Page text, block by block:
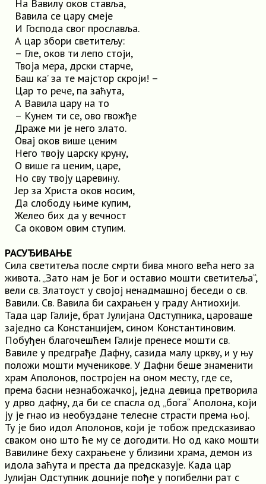
На Вавилу оков ставља,
Вавила се цару смеје
И Господа свог прославља.
А цар збори светитељу:
– Гле, оков ти лепо стоји,
Твоја мера, дрски старче,
Баш ка’ за те мајстор скроји! –
Цар то рече, па заћута,
А Вавила цару на то
– Кунем ти се, ово гвожђе
Драже ми је него злато.
Овај оков више ценим
Него твоју царску круну,
О више га ценим, царе,
Но сву твоју царевину.
Јер за Христа оков носим,
Да слободу њиме купим,
Желео бих да у вечност
Са оковом овим ступим.
РАСУЂИВАЊЕ
Сила светитеља после смрти бива много већа него за
живота. „Зато нам је Бог и оставио мошти светитеља“,
вели св. Златоуст у својој ненадмашној беседи о св.
Вавили. Св. Вавила би сахрањен у граду Антиохији.
Тада цар Галије, брат Јулијана Одступника, цароваше
заједно са Констанцијем, сином Константиновим.
Побуђен благочешћем Галије пренесе мошти св.
Вавиле у предграђе Дафну, сазида малу цркву, и у њу
положи мошти мученикове. У Дафни беше знаменити
храм Аполонов, постројен на оном месту, где се,
према басни незнабожачкој, једна девица претворила
у дрво дафну, да би се спасла од „бога“ Аполона, који
ју је гнао из необуздане телесне страсти према њој.
Ту је био идол Аполонов, који је тобож предсказивао
сваком оно што ће му се догодити. Но од како мошти
Вавилине беху сахрањене у близини храма, демон из
идола заћута и преста да предсказује. Када цар
Јулијан Одступник доцније пође у погибелни рат с